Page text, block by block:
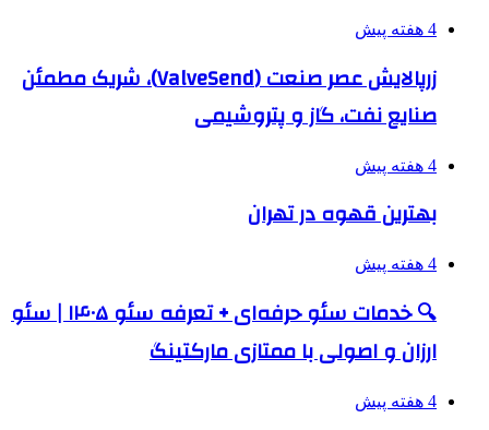
4 هفته پیش
زرپالایش عصر صنعت (ValveSend)، شریک مطمئن
صنایع نفت، گاز و پتروشیمی
4 هفته پیش
بهترین قهوه در تهران
4 هفته پیش
🔍 خدمات سئو حرفه‌ای + تعرفه سئو ۱۴۰۵ | سئو
ارزان و اصولی با ممتازی مارکتینگ
4 هفته پیش